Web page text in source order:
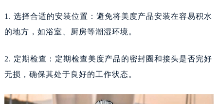
1. 选择合适的安装位置：避免将美度产品安装在容易积水
的地方，如浴室、厨房等潮湿环境。
2. 定期检查：定期检查美度产品的密封圈和接头是否完好
无损，确保其处于良好的工作状态。